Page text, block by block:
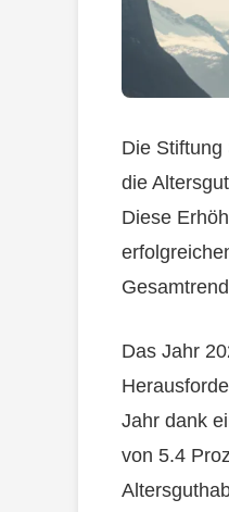
Die
die
Diese
Das Jahr
Jahr dank
von 5.4